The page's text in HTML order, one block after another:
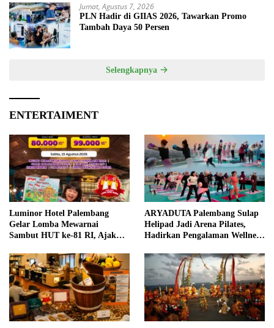
Jumat, Agustus 7, 2026
PLN Hadir di GIIAS 2026, Tawarkan Promo
Tambah Daya 50 Persen
Selengkapnya
ENTERTAIMENT
Luminor Hotel Palembang
Gelar Lomba Mewarnai
Sambut HUT ke-81 RI, Ajak
ARYADUTA Palembang Sulap
Helipad Jadi Arena Pilates,
Hadirkan Pengalaman Wellness